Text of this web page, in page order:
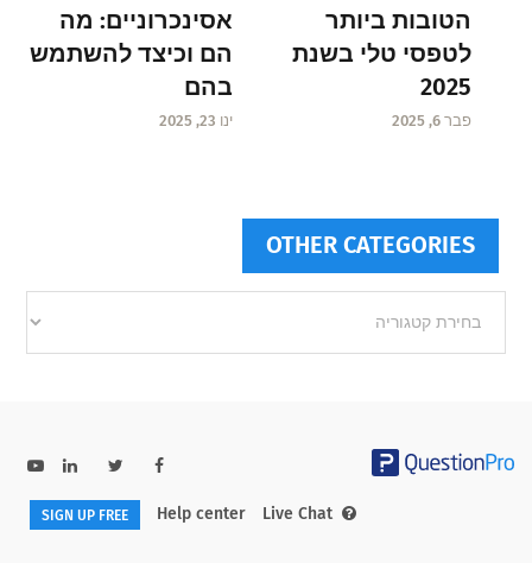
הטובות ביותר
לטפסי טלי בשנת
2025
פבר 6, 2025
אסינכרוניים: מה
הם וכיצד להשתמש
בהם
ינו 23, 2025
OTHER CATEGORIES
categories
Help center Live Chat
SIGN UP FREE